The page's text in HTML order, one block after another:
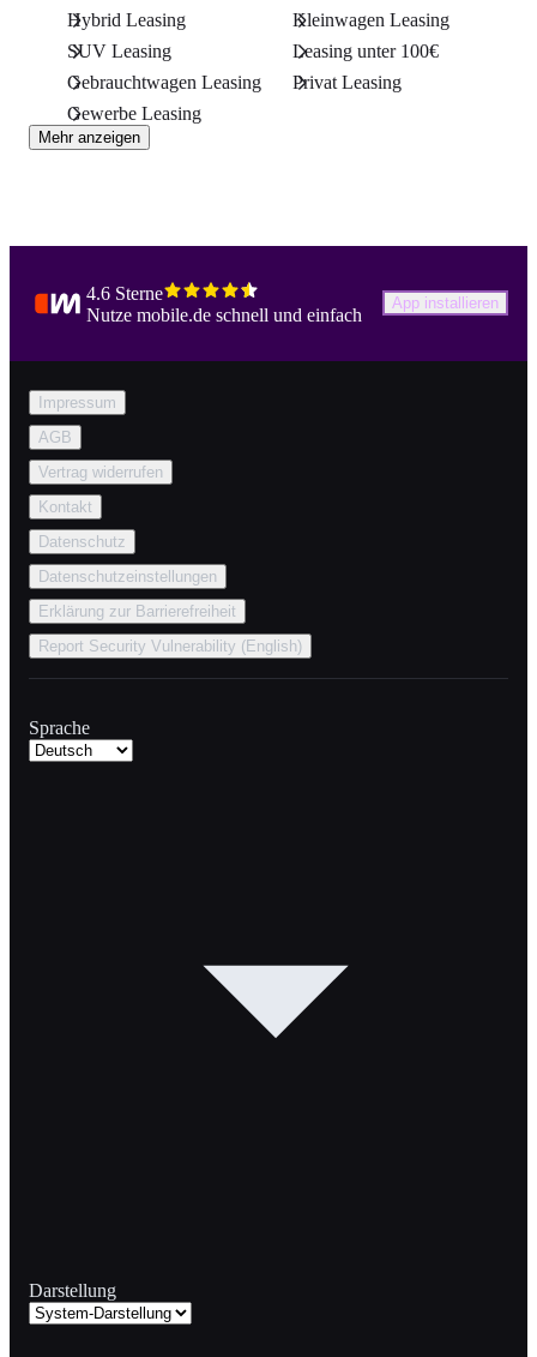
Hybrid Leasing
Kleinwagen Leasing
SUV Leasing
Leasing unter 100€
Gebrauchtwagen Leasing
Privat Leasing
Gewerbe Leasing
Mehr anzeigen
4.6 Sterne
Nutze mobile.de schnell und einfach
App installieren
Impressum
AGB
Vertrag widerrufen
Kontakt
Datenschutz
Datenschutzeinstellungen
Erklärung zur Barrierefreiheit
Report Security Vulnerability (English)
Sprache
Darstellung